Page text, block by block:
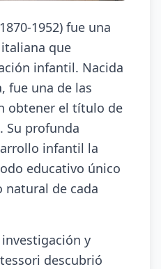
1952) fue una
que
infantil. Nacida
fue una de las
obtener el título de
Su profunda
infantil la
educativo único
natural de cada
y
descubrió